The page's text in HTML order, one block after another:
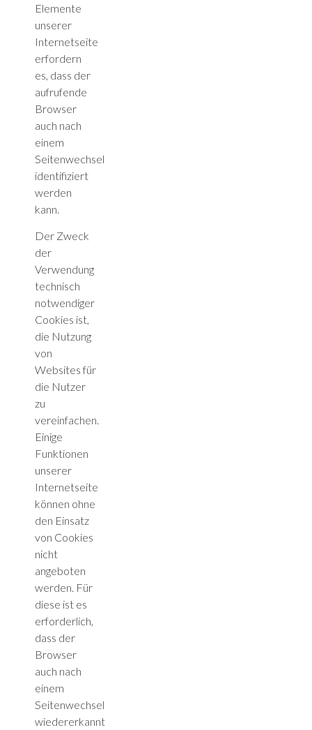
Elemente
unserer
Internetseite
erfordern
es, dass der
aufrufende
Browser
auch nach
einem
Seitenwechsel
identifiziert
werden
kann.
Der Zweck
der
Verwendung
technisch
notwendiger
Cookies ist,
die Nutzung
von
Websites für
die Nutzer
zu
vereinfachen.
Einige
Funktionen
unserer
Internetseite
können ohne
den Einsatz
von Cookies
nicht
angeboten
werden. Für
diese ist es
erforderlich,
dass der
Browser
auch nach
einem
Seitenwechsel
wiedererkannt